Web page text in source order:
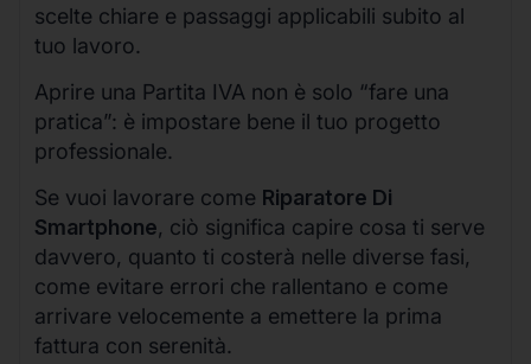
scelte chiare e passaggi applicabili subito al
tuo lavoro.
Aprire una Partita IVA non è solo “fare una
pratica”: è impostare bene il tuo progetto
professionale.
Se vuoi lavorare come Riparatore Di
Smartphone, ciò significa capire cosa ti serve
davvero, quanto ti costerà nelle diverse fasi,
come evitare errori che rallentano e come
arrivare velocemente a emettere la prima
fattura con serenità.